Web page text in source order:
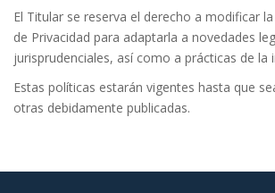
El Titular se reserva el derecho a modificar
de Privacidad para adaptarla a novedades
jurisprudenciales, así como a prácticas de la
Estas políticas estarán vigentes hasta que
otras debidamente publicadas.